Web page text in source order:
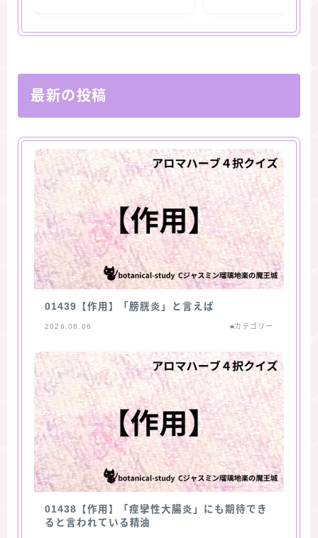
最新の投稿
01439【作用】「膀胱炎」と言えば
2026.08.06 ■カテゴリー
01438【作用】「痙攣性大腸炎」にも期待でき
ると言われている精油